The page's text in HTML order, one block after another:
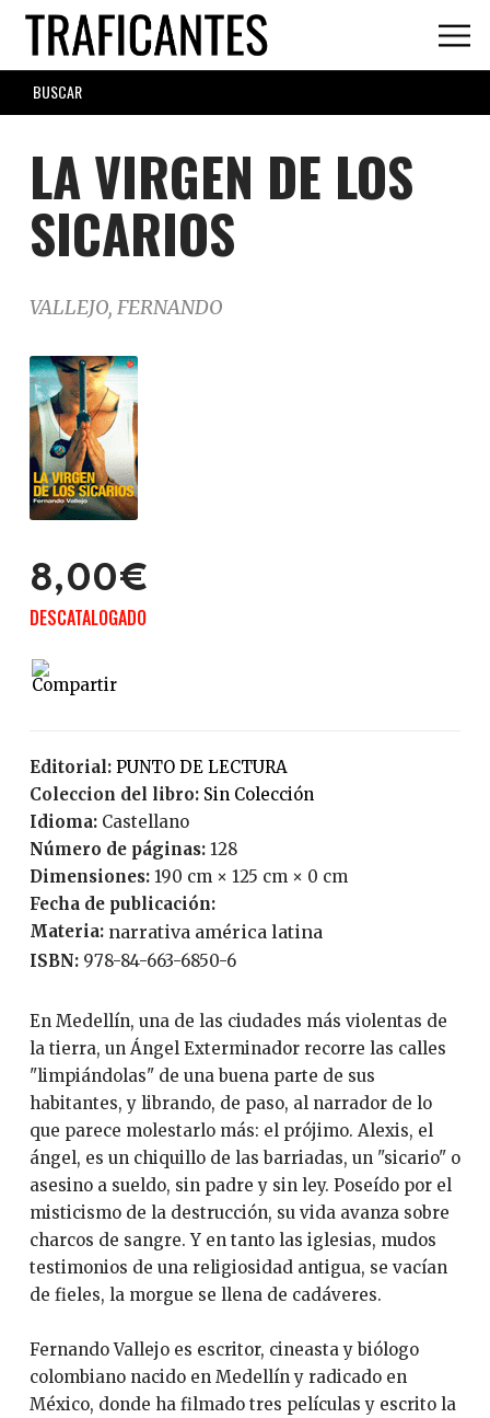
Skip
main
content
SEARCH
FORM
LA VIRGEN DE LOS
SICARIOS
VALLEJO, FERNANDO
8,00€
DESCATALOGADO
Editorial:
PUNTO DE LECTURA
Coleccion del libro:
Sin Colección
Idioma:
Castellano
Número de páginas: 128
Dimensiones: 190 cm × 125 cm × 0 cm
Fecha de publicación:
Materia: narrativa américa latina
ISBN: 978-84-663-6850-6
En Medellín, una de las ciudades más violentas de
la tierra, un Ángel Exterminador recorre las calles
"limpiándolas" de una buena parte de sus
habitantes, y librando, de paso, al narrador de lo
que parece molestarlo más: el prójimo. Alexis, el
ángel, es un chiquillo de las barriadas, un "sicario" o
asesino a sueldo, sin padre y sin ley. Poseído por el
misticismo de la destrucción, su vida avanza sobre
charcos de sangre. Y en tanto las iglesias, mudos
testimonios de una religiosidad antigua, se vacían
de fieles, la morgue se llena de cadáveres.
Fernando Vallejo es escritor, cineasta y biólogo
colombiano nacido en Medellín y radicado en
México, donde ha filmado tres películas y escrito la